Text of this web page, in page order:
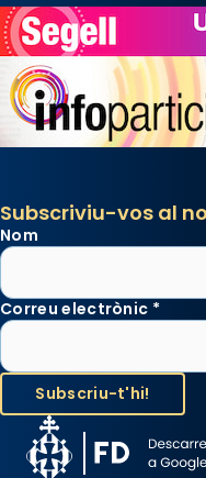
Subscriviu-vos al
Nom
Correu electrònic *